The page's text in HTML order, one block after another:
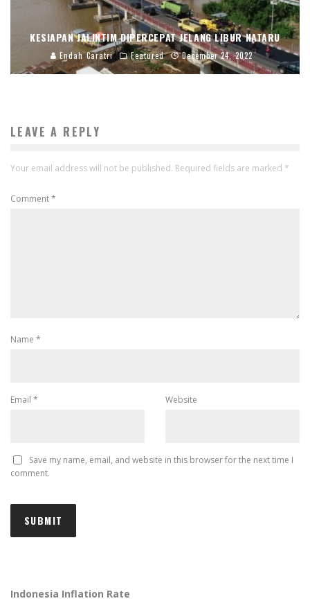
KESIAPAN JALINTIM DIPERCEPAT JELANG LIBUR NATARU
Endah Caratri Featured December 24, 2022
LEAVE A REPLY
Your email address will not be published. Required fields are marked *
Comment*
Name *
Email * Website
Save my name, email, and website in this browser for the next time I
comment.
Indonesia Inflation Rate